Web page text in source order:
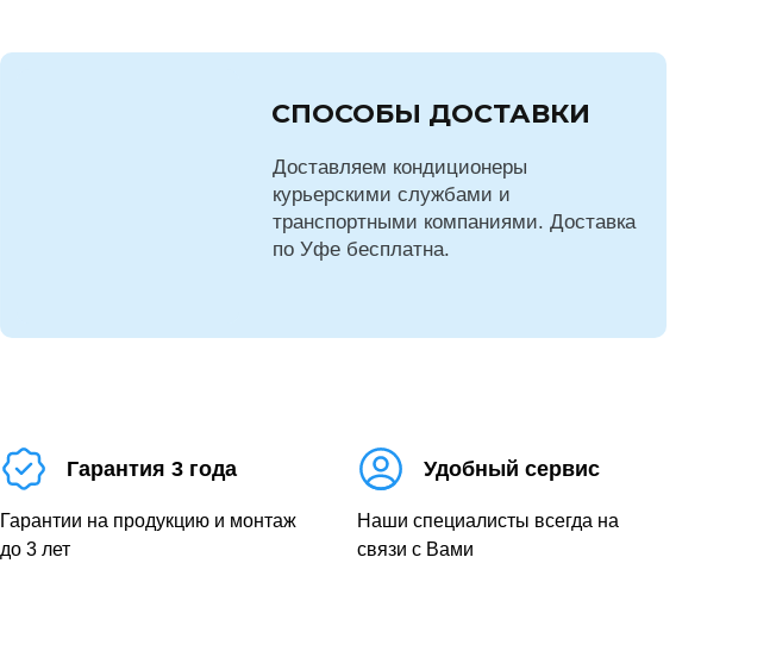
Доставляем кондиционеры
курьерскими службами и
транспортными компаниями. Доставка
по Уфе бесплатна.
СПОСОБЫ ДОСТАВКИ
Гарантия 3 года
Гарантии на продукцию и монтаж
до 3 лет
Удобный сервис
Наши специалисты всегда на
связи с Вами